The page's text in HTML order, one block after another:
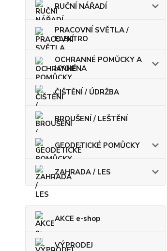
RUČNÍ NÁŘADÍ
PRACOVNÍ SVĚTLA /
ELEKTRO
OCHRANNÉ POMŮCKY A
HYGIENA
ČIŠTĚNÍ / ÚDRŽBA
BROUŠENÍ / LEŠTĚNÍ
GEODETICKÉ POMŮCKY
ZAHRADA / LES
AKCE e-shop
VÝPRODEJ